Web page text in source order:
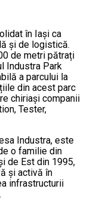
în Iași ca
și de logistică.
de metri pătrați
Industra Park
a parcului la
din acest parc
chiriași companii
Tester,
Industra, este
o familie din
de Est din 1995,
și activă în
infrastructurii